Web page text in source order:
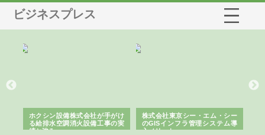
ビジネスプレス
ホクシン設備株式会社が手がけ
る給排水空調消火設備工事の実
績と強み
株式会社東京シー・エム・シー
のGISインフラ管理システム導
入メリット